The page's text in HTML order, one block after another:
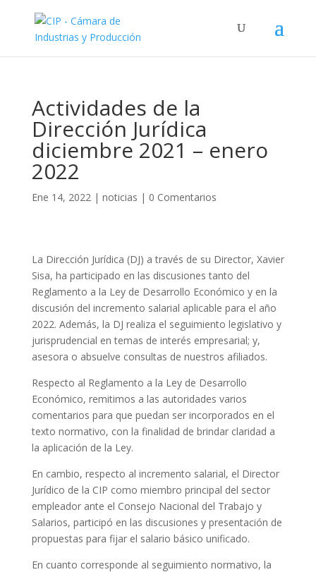
Actividades de la
Dirección Jurídica
diciembre 2021 – enero
2022
Ene 14, 2022| noticias | 0 Comentarios
La Dirección Jurídica (DJ) a través de su Director, Xavier
Sisa, ha participado en las discusiones tanto del
Reglamento a la Ley de Desarrollo Económico y en la
discusión del incremento salarial aplicable para el año
2022. Además, la DJ realiza el seguimiento legislativo y
jurisprudencial en temas de interés empresarial; y,
asesora o absuelve consultas de nuestros afiliados.
Respecto al Reglamento a la Ley de Desarrollo
Económico, remitimos a las autoridades varios
comentarios para que puedan ser incorporados en el
texto normativo, con la finalidad de brindar claridad a
la aplicación de la Ley.
En cambio, respecto al incremento salarial, el Director
Jurídico de la CIP como miembro principal del sector
empleador ante el Consejo Nacional del Trabajo y
Salarios, participó en las discusiones y presentación de
propuestas para fijar el salario básico unificado.
En cuanto corresponde al seguimiento normativo, la